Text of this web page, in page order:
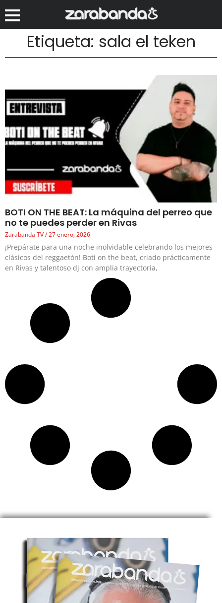
Etiqueta: sala el teken
BOTI ON THE BEAT: La máquina del perreo que
no te puedes perder en Rivas
Zarabanda TV 27 enero, 2026
¡Prepárate para una noche inolvidable celebrando los mejores
clásicos del reggaetón! Boti on the beat, criado prácticamente
en Rivas y talentoso dj con amplia trayectoria,